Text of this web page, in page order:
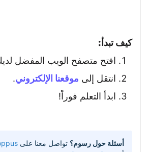
كيف تبدأ:
افتح متصفح الويب المفضل
انتقل إلى موقعنا الإلكتروني.
ابدأ التعلم فوراً!
أسئلة حول رسوم؟ تواصل معنا على